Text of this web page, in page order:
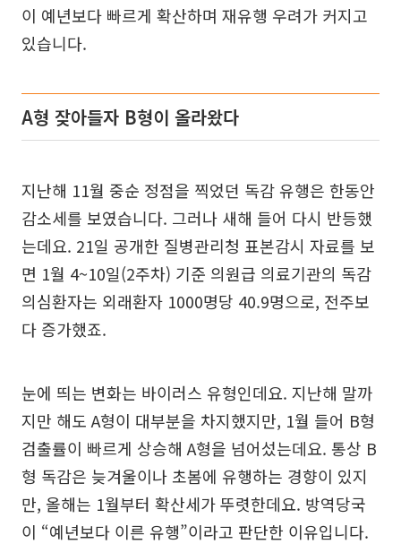
이 예년보다 빠르게 확산하며 재유행 우려가 커지고
있습니다.
A형 잦아들자 B형이 올라왔다
지난해 11월 중순 정점을 찍었던 독감 유행은 한동안
감소세를 보였습니다. 그러나 새해 들어 다시 반등했
는데요. 21일 공개한 질병관리청 표본감시 자료를 보
면 1월 4~10일(2주차) 기준 의원급 의료기관의 독감
의심환자는 외래환자 1000명당 40.9명으로, 전주보
다 증가했죠.
눈에 띄는 변화는 바이러스 유형인데요. 지난해 말까
지만 해도 A형이 대부분을 차지했지만, 1월 들어 B형
검출률이 빠르게 상승해 A형을 넘어섰는데요. 통상 B
형 독감은 늦겨울이나 초봄에 유행하는 경향이 있지
만, 올해는 1월부터 확산세가 뚜렷한데요. 방역당국
이 “예년보다 이른 유행”이라고 판단한 이유입니다.